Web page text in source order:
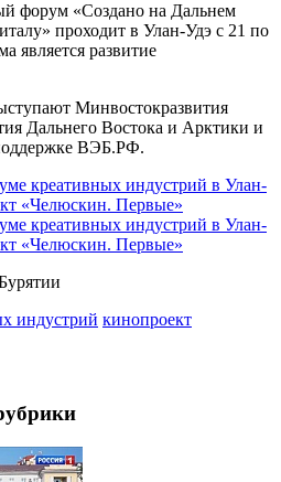
форум «Создано на Дальнем
проходит в Улан-Удэ с 21 по
является развитие
Минвостокразвития
Дальнего Востока и Арктики и
ВЭБ.РФ.
индустрий кинопроект